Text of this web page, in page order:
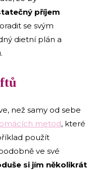
příjem
se svým
dietní plán a
než samy od sebe
metod, které
použít
ve své
si jím několikrát